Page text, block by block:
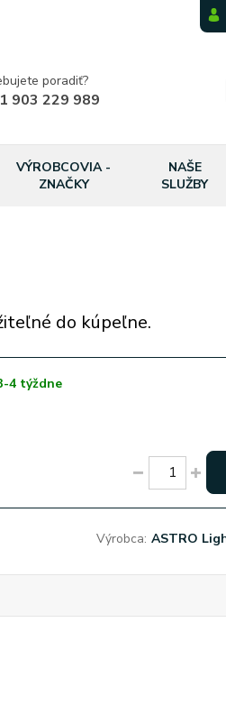
poradiť?
903 229 989
VÝROBCOVIA -
ZNAČKY
NAŠE
SLUŽBY
do kúpeľne.
4 týždne
Výrobca: ASTRO